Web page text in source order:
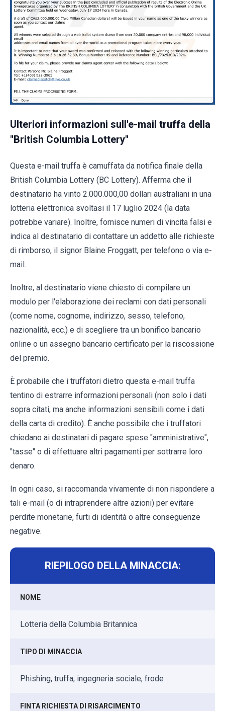
Ulteriori informazioni sull'e-mail truffa della
"British Columbia Lottery"
Questa e-mail truffa è camuffata da notifica finale della
British Columbia Lottery (BC Lottery). Afferma che il
destinatario ha vinto 2.000.000,00 dollari australiani in una
lotteria elettronica svoltasi il 17 luglio 2024 (la data
potrebbe variare). Inoltre, fornisce numeri di vincita falsi e
indica al destinatario di contattare un addetto alle richieste
di rimborso, il signor Blaine Froggatt, per telefono o via e-
mail.
Inoltre, al destinatario viene chiesto di compilare un
modulo per l'elaborazione dei reclami con dati personali
(come nome, cognome, indirizzo, sesso, telefono,
nazionalità, ecc.) e di scegliere tra un bonifico bancario
online o un assegno bancario certificato per la riscossione
del premio.
È probabile che i truffatori dietro questa e-mail truffa
tentino di estrarre informazioni personali (non solo i dati
sopra citati, ma anche informazioni sensibili come i dati
della carta di credito). È anche possibile che i truffatori
chiedano ai destinatari di pagare spese "amministrative",
"tasse" o di effettuare altri pagamenti per sottrarre loro
denaro.
In ogni caso, si raccomanda vivamente di non rispondere a
tali e-mail (o di intraprendere altre azioni) per evitare
perdite monetarie, furti di identità o altre conseguenze
negative.
RIEPILOGO DELLA MINACCIA:
NOME
Lotteria della Columbia Britannica
TIPO DI MINACCIA
Phishing, truffa, ingegneria sociale, frode
FINTA RICHIESTA DI RISARCIMENTO